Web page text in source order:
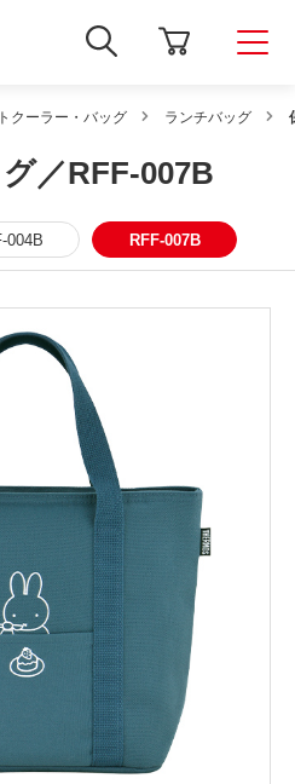
新
し
ィ
ン
ウ
で
サ
イ
ト
検
き
ま
す
クーラー・バッグ ランチバッグ
／RFF-007B
004B RFF-007B